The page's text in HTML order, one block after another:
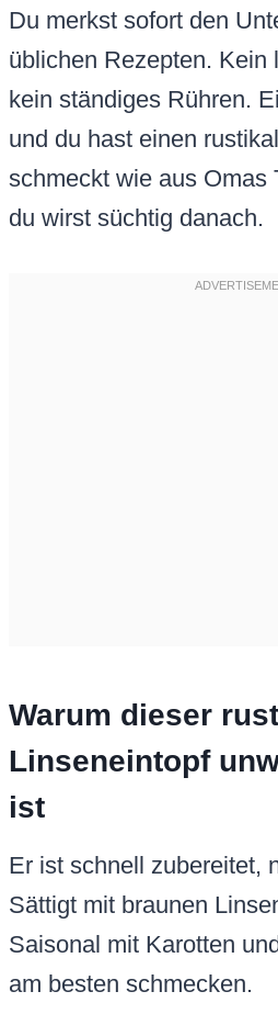
Du merkst sofort den
üblichen Rezepten. Kein
kein ständiges Rühren.
und du hast einen
schmeckt wie aus Omas
du wirst süchtig danach.
Warum dieser
Linseneintopf
ist
Er ist schnell zubereitet,
Sättigt mit braunen
Saisonal mit Karotten
am besten schmecken.